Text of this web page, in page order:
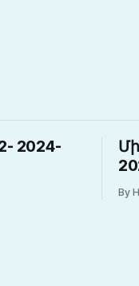
2024-
By